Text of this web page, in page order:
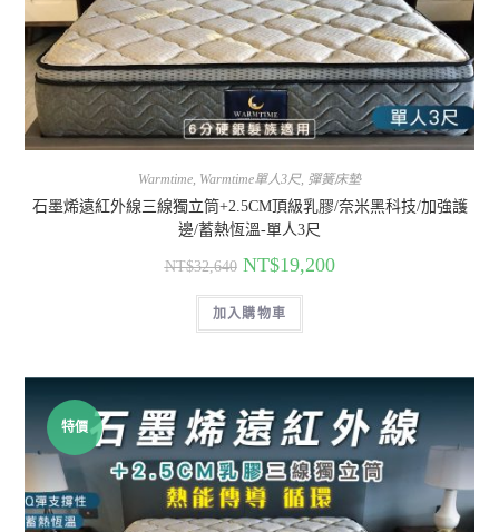
Warmtime, Warmtime單人3尺, 彈簧床墊
石墨烯遠紅外線三線獨立筒+2.5CM頂級乳膠/奈米黑科技/加強護
邊/蓄熱恆溫-單人3尺
NT$32,640 NT$19,200
加入購物車
特價